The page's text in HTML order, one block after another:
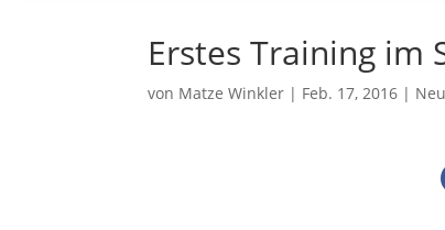
Erstes Training im
von Matze Winkler | Feb. 17, 2016 |